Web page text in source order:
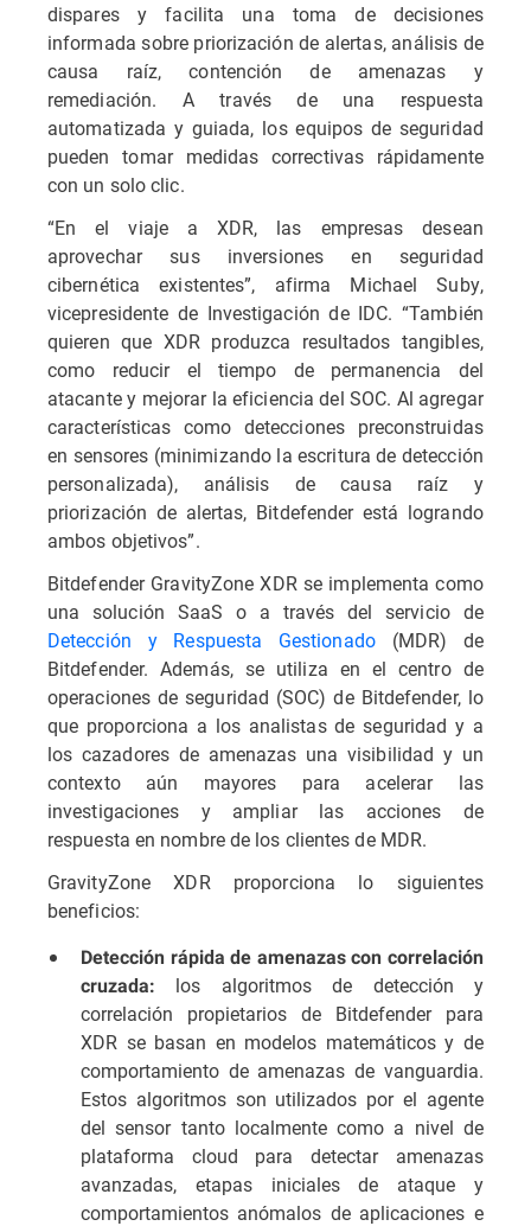
dispares y facilita una toma de decisiones
informada sobre priorización de alertas, análisis de
causa raíz, contención de amenazas y
remediación. A través de una respuesta
automatizada y guiada, los equipos de seguridad
pueden tomar medidas correctivas rápidamente
con un solo clic.
“En el viaje a XDR, las empresas desean
aprovechar sus inversiones en seguridad
cibernética existentes”, afirma Michael Suby,
vicepresidente de Investigación de IDC. “También
quieren que XDR produzca resultados tangibles,
como reducir el tiempo de permanencia del
atacante y mejorar la eficiencia del SOC. Al agregar
características como detecciones preconstruidas
en sensores (minimizando la escritura de detección
personalizada), análisis de causa raíz y
priorización de alertas, Bitdefender está logrando
ambos objetivos”.
Bitdefender GravityZone XDR se implementa como
una solución SaaS o a través del servicio de
Detección y Respuesta Gestionado(MDR) de
Bitdefender. Además, se utiliza en el centro de
operaciones de seguridad (SOC) de Bitdefender, lo
que proporciona a los analistas de seguridad y a
los cazadores de amenazas una visibilidad y un
contexto aún mayores para acelerar las
investigaciones y ampliar las acciones de
respuesta en nombre de los clientes de MDR.
GravityZone XDR proporciona lo siguientes
beneficios:
Detección rápida de amenazas con correlación
cruzada:
los algoritmos de detección y
correlación propietarios de Bitdefender para
XDR se basan en modelos matemáticos y de
comportamiento de amenazas de vanguardia.
Estos algoritmos son utilizados por el agente
del sensor tanto localmente como a nivel de
plataforma cloud para detectar amenazas
avanzadas, etapas iniciales de ataque y
comportamientos anómalos de aplicaciones e